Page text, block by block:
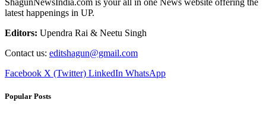
ShagunNewsIndia.com is your all in one News website offering the
latest happenings in UP.
Editors: Upendra Rai & Neetu Singh
Contact us: editshagun@gmail.com
Facebook X (Twitter) LinkedIn WhatsApp
Popular Posts